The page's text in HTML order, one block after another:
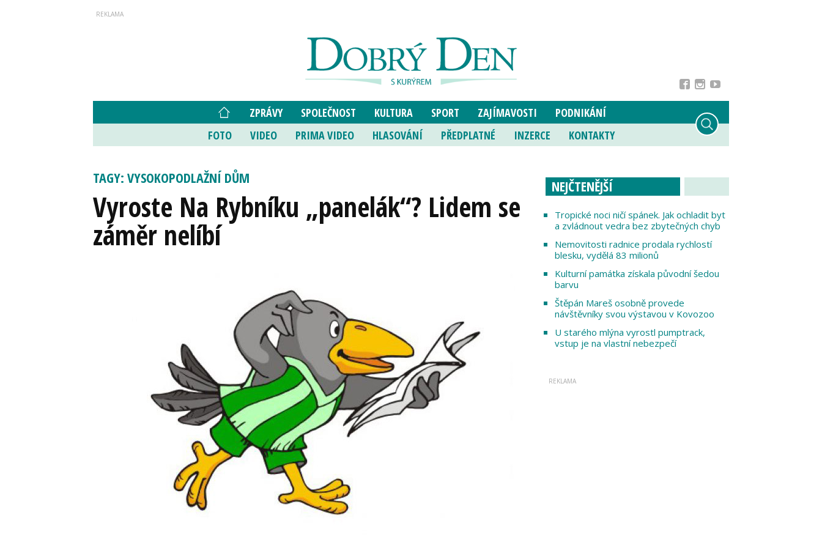
ZPRÁVY SPOLEČNOST KULTURA SPORT ZAJÍMAVOSTI
PODNIKÁNÍ
FOTO
VIDEO PRIMA VIDEO HLASOVÁNÍ PŘEDPLATNÉ INZERCE KONTAKTY
TAGY: VYSOKOPODLAŽNÍ DŮM
Vyroste Na Rybníku „panelák“? Lidem se
záměr nelíbí
NEJČTENĚJŠÍ
Tropické noci ničí spánek. Jak ochladit byt
a zvládnout vedra bez zbytečných chyb
Nemovitosti radnice prodala rychlostí
blesku, vydělá 83 milionů
Kulturní památka získala původní šedou
barvu
Štěpán Mareš osobně provede
návštěvníky svou výstavou v Kovozoo
U starého mlýna vyrostl pumptrack,
vstup je na vlastní nebezpečí